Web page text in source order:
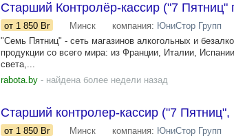
Старший Контролёр-кассир ("7 Пятниц"
от 1 850 Br Минск компания: ЮниСтор Групп
"Семь Пятниц" - сеть магазинов алкогольных и
продукции со всего мира: из Франции, Италии,
света,...
rabota.by - найдена более недели назад
Старший контролер-кассир ("7
от 1 850 Br Минск компания: ЮниСтор Групп